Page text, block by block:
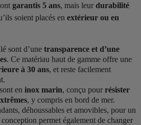
garantis 5 ans, mais leur durabilité
soient placés en extérieur ou en
sont d’une transparence et d’une
. Ce matériau haut de gamme offre une
à 30 ans, et reste facilement
en inox marin, conçu pour résister
, y compris en bord de mer.
déhoussables et amovibles, pour un
conception permet également de changer